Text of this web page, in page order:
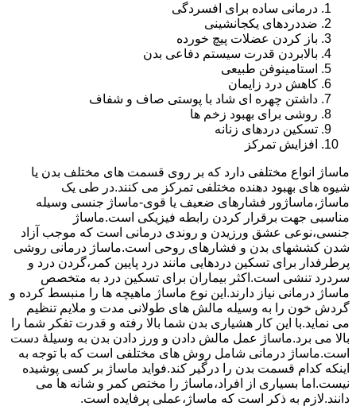
درمانی ساده برای افسردگی
ضددردهای یکجانشینی
باز کردن عضلات پیچ خورده
بالابردن قدرت سیستم دفاعی بدن
استامینوفن طبیعی
کاهش درد زایمان
داشتن چهره ای شاد با پوستی صاف و شفاف
روشی برای بهبود زخم ها
تسکین دردهای زنانه
افزایش تمرکز
ماساژ انواع مختلفی دارد که بر روی قسمت های مختلف بدن یا
شیوه های بهبود دهنده مختلفی تمرکز می کنند.در طی یک
ماساژ،ماساژور فشارهای ضعیف یا قوی-ماساژ جنسی وسیله
مناسبی جهت برقرار کردن رابطه فیزیکی است.ماساژ
جنسی،نوعی عشق ورزیدن و روندی درمانی است که موجب آزاد
شدن کششهای بدن و فشارهای روحی است.ماساژ درمانی روشی
پرطرفدار برای تسکین دردهایی مانند درد پایین کمر،گردن درد و
سردرد تنشی است.اکثر بیماران برای تسکین درد به متخصص
ماساژ درمانی نیاز دارند.این نوع ماساژ ماهیچه ها را منبسط کرده و
گردش خون را به وسیله مالش های طولانی مدت و ملایم تنظیم
می نماید.با این کار هشیاری بدن شما بالا رفته و قدرت تفکر شما را
بالا می برد.ماساژ عمل مالش دادن و ورز دادن بدن به وسیلۀ دست
است.ماساژ درمانی شامل روش های مختلفی است که با توجه به
اینکه کدام قسمت بدن را درگیر کند.فواید ماساژ بر کسی پوشیده
نیست.اما بسیاری از افراد،ماساژ را مختص کمر و شانه ها می
دانند.لازم به ذکر است که ماساژ،عملی پرفایده است.